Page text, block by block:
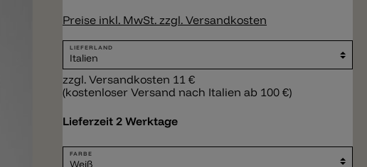
Preise inkl. MwSt. zzgl. Versandkosten
LIEFERLAND
zzgl. Versandkosten 11 €
(kostenloser Versand nach Italien ab 100 €)
Lieferzeit 2 Werktage
FARBE